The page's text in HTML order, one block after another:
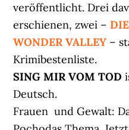
veröffentlicht. Drei
erschienen, zwei –
WONDER VALLEY –
Krimibestenliste.
SING MIR VOM TOD
Deutsch.
Frauen und Gewalt: